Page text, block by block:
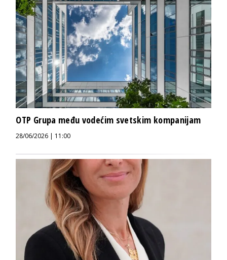
OTP Grupa među vodećim svetskim kompanijam
28/06/2026 | 11:00